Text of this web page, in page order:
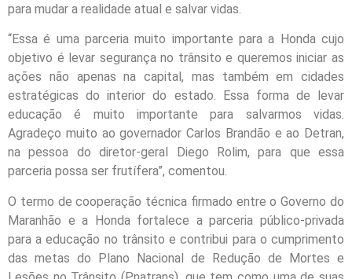
para mudar a realidade atual e salvar vidas.
“Essa é uma parceria muito importante para a Honda cujo
objetivo é levar segurança no trânsito e queremos iniciar as
ações não apenas na capital, mas também em cidades
estratégicas do interior do estado. Essa forma de levar
educação é muito importante para salvarmos vidas.
Agradeço muito ao governador Carlos Brandão e ao Detran,
na pessoa do diretor-geral Diego Rolim, para que essa
parceria possa ser frutífera”, comentou.
O termo de cooperação técnica firmado entre o Governo do
Maranhão e a Honda fortalece a parceria público-privada
para a educação no trânsito e contribui para o cumprimento
das metas do Plano Nacional de Redução de Mortes e